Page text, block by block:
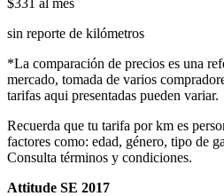
sin reporte de kilómetros
*La comparación de precios es una
mercado, tomada de varios
tarifas aqui presentadas pueden variar.
Recuerda que tu tarifa por km es
factores como: edad, género, tipo de
Consulta términos y condiciones.
Attitude SE 2017